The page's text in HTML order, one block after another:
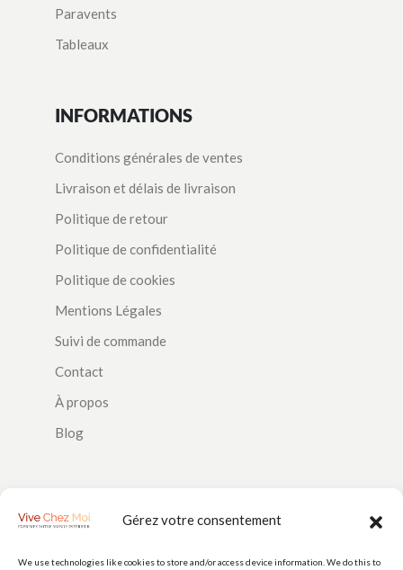
Gérez votre consentement
We use technologies like cookies to store and/or access device information. We do this to
Paravents
Tableaux
INFORMATIONS
Conditions générales de ventes
Livraison et délais de livraison
Politique de retour
Politique de confidentialité
Politique de cookies
Mentions Légales
Suivi de commande
Contact
À propos
Blog